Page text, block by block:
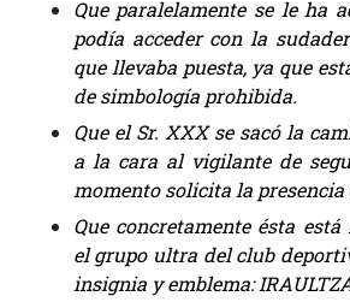
Que paralelamente se le ha
podía acceder con la
que llevaba puesta, ya que
de simbología prohibida.
Que el Sr. XXX se sacó la
a la cara al vigilante de
momento solicita la presencia
Que concretamente ésta
el grupo ultra del club
insignia y emblema: